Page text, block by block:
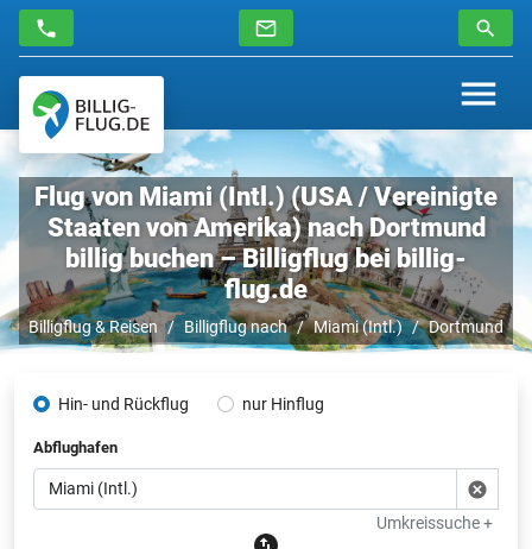
Flug von Miami (Intl.) (USA / Vereinigte
Staaten von Amerika) nach Dortmund
billig buchen – Billigflug bei billig-
flug.de
Billigflug & Reisen Billigflug nach Miami (Intl.) Dortmund
Hin- und Rückflug nur Hinflug
Abflughafen
Umkreissuche +